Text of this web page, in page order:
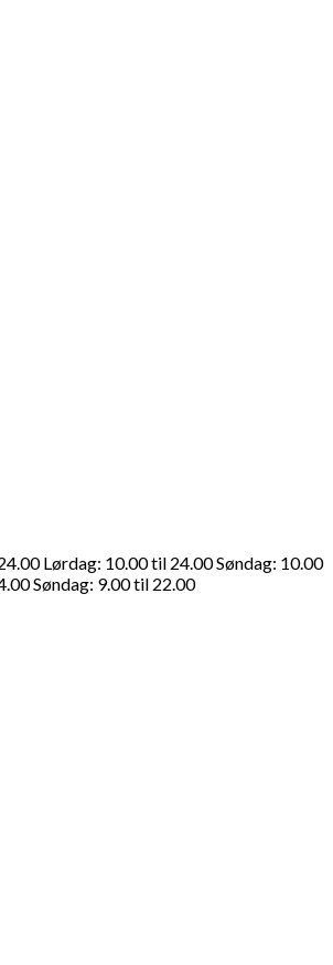
Lørdag: 10.00 til 24.00 Søndag: 10.00
Søndag: 9.00 til 22.00